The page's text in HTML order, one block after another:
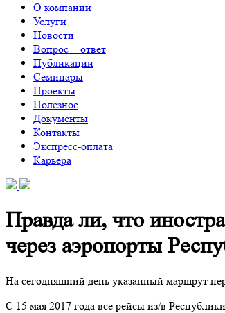
О компании
Услуги
Новости
Вопрос − ответ
Публикации
Семинары
Проекты
Полезное
Документы
Контакты
Экспресс-оплата
Карьера
Правда ли, что
через аэропорты
На сегодняшний день указанный маршрут
С 15 мая 2017 года все рейсы из/в